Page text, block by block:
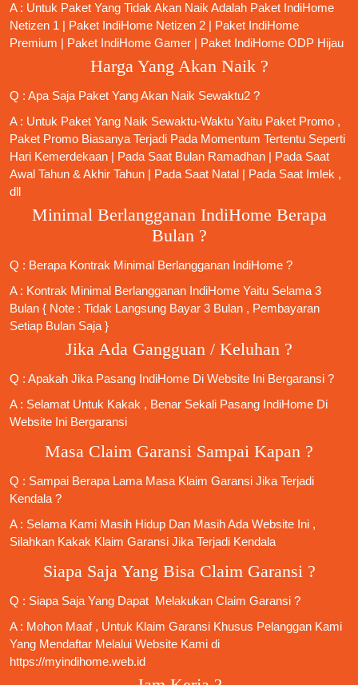
A : Untuk Paket Yang Tidak Akan Naik Adalah Paket IndiHome
Netizen 1 | Paket IndiHome Netizen 2 | Paket IndiHome
Premium | Paket IndiHome Gamer | Paket IndiHome ODP Hijau
Harga Yang Akan Naik ?
Q : Apa Saja Paket Yang Akan Naik Sewaktu2 ?
A : Untuk Paket Yang Naik Sewaktu-Waktu Yaitu Paket Promo ,
Paket Promo Biasanya Terjadi Pada Momentum Tertentu Seperti
Hari Kemerdekaan | Pada Saat Bulan Ramadhan | Pada Saat
Awal Tahun & Akhir Tahun | Pada Saat Natal | Pada Saat Imlek ,
dll
Minimal Berlangganan IndiHome Berapa
Bulan ?
Q : Berapa Kontrak Minimal Berlangganan IndiHome ?
A : Kontrak Minimal Berlangganan IndiHome Yaitu Selama 3
Bulan { Note : Tidak Langsung Bayar 3 Bulan , Pembayaran
Setiap Bulan Saja }
Jika Ada Gangguan / Keluhan ?
Q : Apakah Jika Pasang IndiHome Di Website Ini Bergaransi ?
A : Selamat Untuk Kakak , Benar Sekali Pasang IndiHome Di
Website Ini Bergaransi
Masa Claim Garansi Sampai Kapan ?
Q : Sampai Berapa Lama Masa Klaim Garansi Jika Terjadi
Kendala ?
A : Selama Kami Masih Hidup Dan Masih Ada Website Ini ,
Silahkan Kakak Klaim Garansi Jika Terjadi Kendala
Siapa Saja Yang Bisa Claim Garansi ?
Q : Siapa Saja Yang Dapat Melakukan Claim Garansi ?
A : Mohon Maaf , Untuk Klaim Garansi Khusus Pelanggan Kami
Yang Mendaftar Melalui Website Kami di
https://myindihome.web.id